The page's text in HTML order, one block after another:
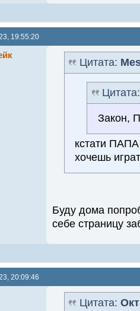
19:55:20
Цитата:
Закон,
кстати
хочешь
Буду дома
себе страницу
20:09:46
Цитата: